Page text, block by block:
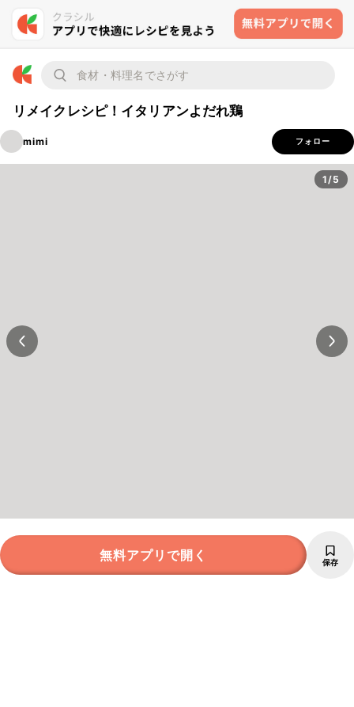
リメイクレシピ！イタリアンよだれ鶏
mimi フォロー
1/5
無料アプリで開く 保存